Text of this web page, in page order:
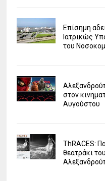
Επίσημη
Ιατρικώς
του
στον
Αυγούστου
ΤhRACES:
θεατράκι